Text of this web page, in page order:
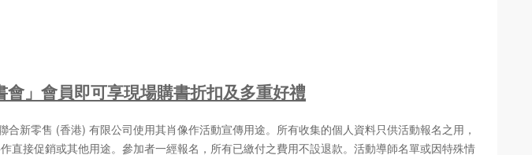
」會員即可享現場購書折扣及多重好禮
新零售 (香港) 有限公司使用其肖像作活動宣傳用途。所有收集的個人資料只供活動報名之用，
接促銷或其他用途。參加者一經報名，所有已繳付之費用不設退款。活動導師名單或因特殊情